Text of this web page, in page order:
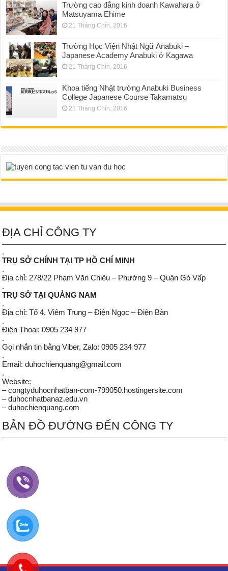
Trường cao đẳng kinh doanh Kawahara ở
Matsuyama Ehime
21 Tháng Chín, 2016
Trường Học Viện Nhật Ngữ Anabuki –
Japanese Academy Anabuki ở Kagawa
21 Tháng Chín, 2016
Khoa tiếng Nhật trường Anabuki Business
College Japanese Course Takamatsu
21 Tháng Chín, 2016
ĐỊA CHỈ CÔNG TY
.
TRỤ SỞ CHÍNH TẠI TP HỒ CHÍ MINH
.
Địa chỉ: 278/22 Phạm Văn Chiêu – Phường 9 – Quận Gò Vấp
.
TRỤ SỞ TẠI QUẢNG NAM
.
Địa chỉ: Tổ 4, Viêm Trung – Điện Ngọc – Điện Bàn
.
Điện Thoại: 0905 234 977
.
Gọi nhắn tin bằng Viber, Zalo: 0905 234 977
.
Email: duhochienquang@gmail.com
.
Website:
– congtyduhocnhatban-com-799050.hostingersite.com
– duhocnhatbanaz.edu.vn
– duhochienquang.com
BẢN ĐỒ ĐƯỜNG ĐẾN CÔNG TY